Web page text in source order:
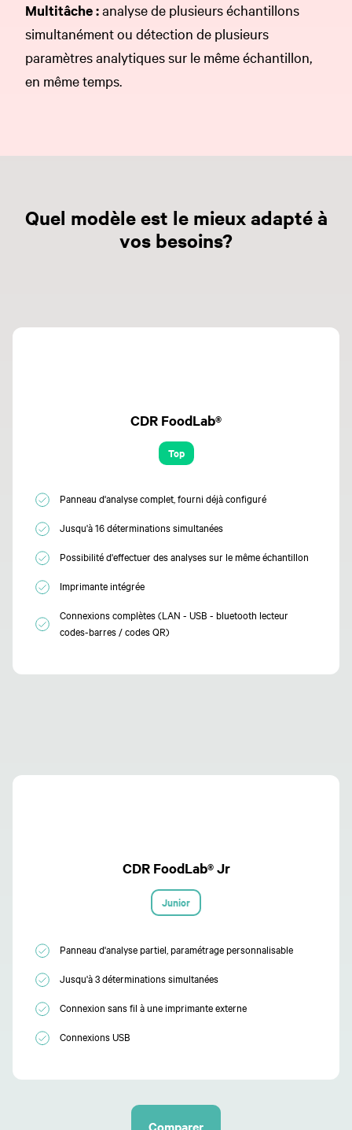
Multitâche :analyse de plusieurs échantillons
simultanément ou détection de plusieurs
paramètres analytiques sur le même échantillon,
en même temps.
Quel modèle est le mieux adapté à
vos besoins?
CDR FoodLab®
Top
Panneau d'analyse complet, fourni déjà configuré
Jusqu'à 16 déterminations simultanées
Possibilité d'effectuer des analyses sur le même échantillon
Imprimante intégrée
Connexions complètes (LAN - USB - bluetooth lecteur
codes-barres / codes QR)
CDR FoodLab® Jr
Junior
Panneau d'analyse partiel, paramétrage personnalisable
Jusqu'à 3 déterminations simultanées
Connexion sans fil à une imprimante externe
Connexions USB
Comparer